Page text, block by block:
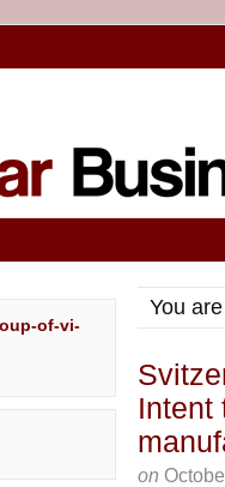
You
Intent
on